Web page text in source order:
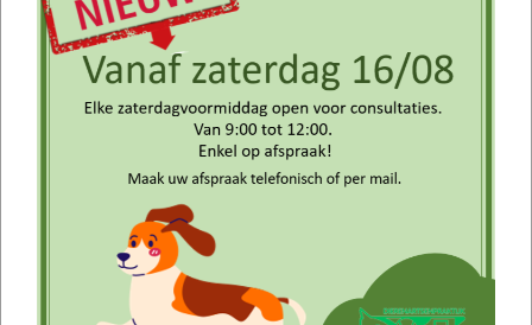
Dierenartsen
Marie-Emilie
Assistentes